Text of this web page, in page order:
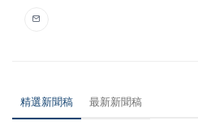
精選新聞稿 最新新聞稿